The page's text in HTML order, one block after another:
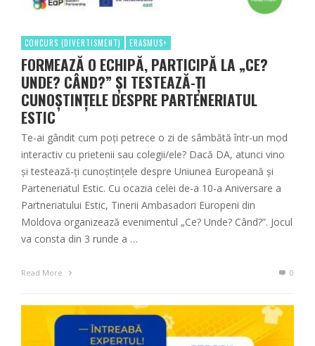
CONCURS (DIVERTISMENT) ERASMUS+
FORMEAZĂ O ECHIPĂ, PARTICIPĂ LA „CE?
UNDE? CÂND?” ȘI TESTEAZĂ-ȚI
CUNOȘTINȚELE DESPRE PARTENERIATUL
ESTIC
Te-ai gândit cum poți petrece o zi de sâmbătă într-un mod
interactiv cu prietenii sau colegii/ele? Dacă DA, atunci vino
și testează-ți cunoștințele despre Uniunea Europeană și
Parteneriatul Estic. Cu ocazia celei de-a 10-a Aniversare a
Partneriatului Estic, Tinerii Ambasadori Europeni din
Moldova organizează evenimentul „Ce? Unde? Când?”. Jocul
va consta din 3 runde a …
Read More 0